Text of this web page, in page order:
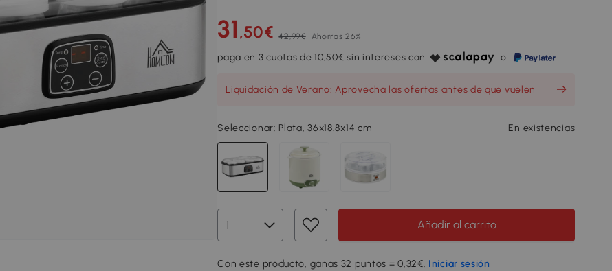
31,50€ 42,99€ Ahorras 26%
paga en 3 cuotas de 10,50€ sin intereses con o
Liquidación de Verano: Aprovecha las ofertas antes de que vuelen
Seleccionar: Plata, 36x18.8x14 cm En existencias
Añadir al carrito
Con este producto, ganas 32 puntos = 0,32€. Iniciar sesión